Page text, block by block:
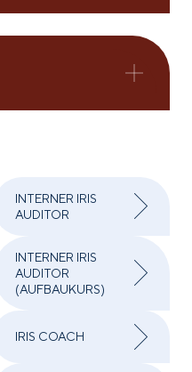
INTERNER IRIS
AUDITOR
INTERNER IRIS
AUDITOR
(AUFBAUKURS)
IRIS COACH